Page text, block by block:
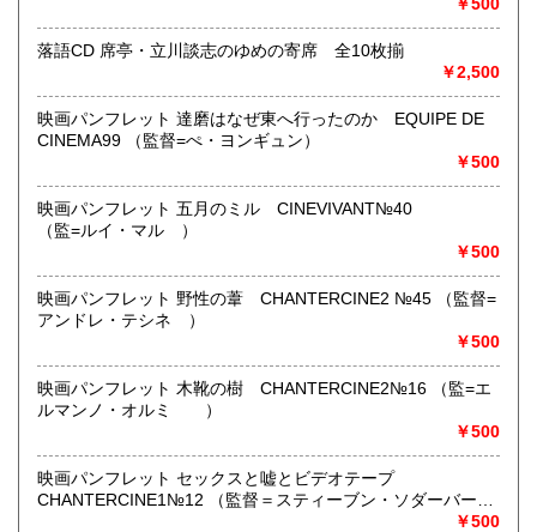
営業時間：月～土:10:30～18:30/日・祝:11:30～17:30
定休日：不定休
書籍の買取について
只今買取強化中です。
ご蔵書の整理・またご家族の大切な本の処分は当店をご利用
出張買取も致します、古書に関する事なら何でもお気軽にご
相談ください。当店専門以外の古書全般、各種専門ジャンル
の書籍も買取いたします
い。簡単な査定をお知らせします。(現物を拝見していないの
で確実な価格ではありません。)
まずはお問い合わせください。
取り扱い分野
趣味、サブカルチャー、古書一般（その他）
落語CD 席亭・立川談志のゆめの寄席 全10枚揃
￥2,500
映画パンフレット 達磨はなぜ東へ行ったのか EQUIPE DE
CINEMA99 （監督=ぺ・ヨンギュン）
￥500
映画パンフレット 五月のミル CINEVIVANT№40
（監=ルイ・マル ）
￥500
映画パンフレット 野性の葦 CHANTERCINE2 №45 （監督=
アンドレ・テシネ ）
￥500
映画パンフレット 木靴の樹 CHANTERCINE2№16 （監=エ
ルマンノ・オルミ ）
￥500
映画パンフレット セックスと嘘とビデオテープ
CHANTERCINE1№12 （監督＝スティーブン・ソダーバー
￥500